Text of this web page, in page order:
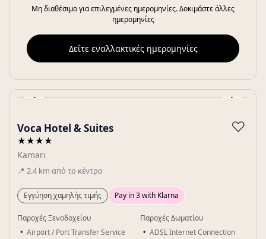
Μη διαθέσιμο για επιλεγμένες ημερομηνίες. Δοκιμάστε άλλες
ημερομηνίες
Δείτε εναλλακτικές ημερομηνίες
‹ ›
Voca Hotel & Suites
★★★★
Kamari
📍 2.4 km από το κέντρο
♡
Εγγύηση χαμηλής τιμής Pay in 3 with Klarna
Παροχές Ξενοδοχείου
Airport / Port Transfer Service
Παροχές Δωματίου
ADSL Internet Connection